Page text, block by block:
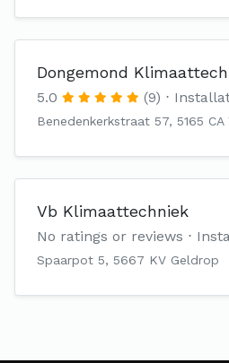
Dongemond
5.0 (9)
Benedenkerkstraat 57, 5165 CA
Vb Klimaattechniek
No ratings or reviews
Spaarpot 5, 5667 KV Geldrop